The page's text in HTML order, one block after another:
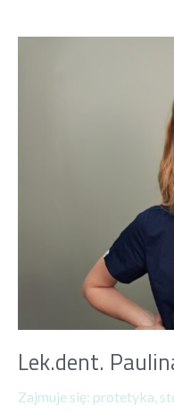
Lek.dent.
Zajmuje się: protetyka,